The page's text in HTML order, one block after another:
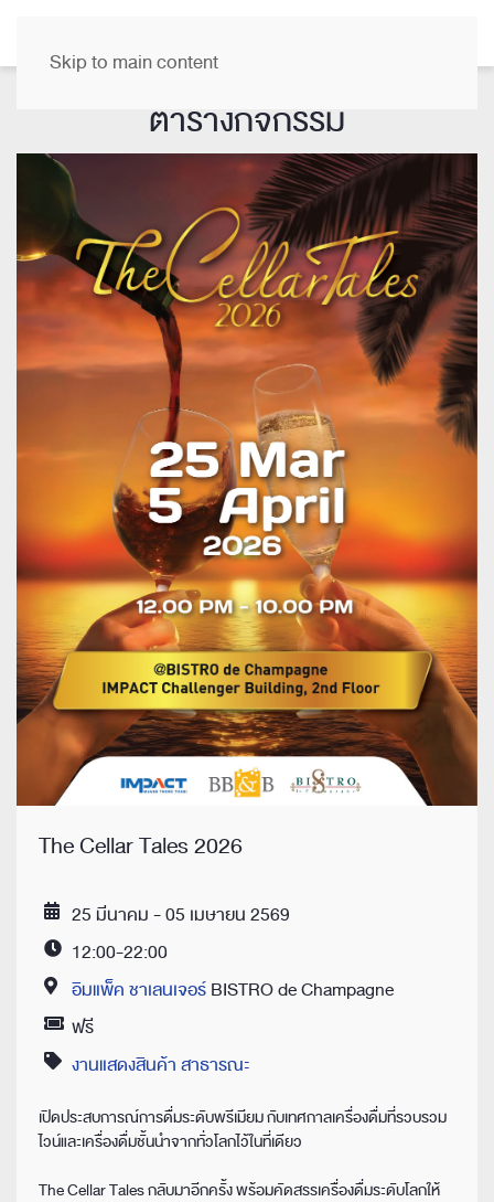
Skip to main content
ตารางกิจกรรม
The Cellar Tales 2026
Date25 มีนาคม - 05 เมษายน 2569
Time12:00-22:00
Location
อิมแพ็ค ชาเลนเจอร์BISTRO de Champagne
Priceฟรี
Category
งานแสดงสินค้า สาธารณะ
เปิดประสบการณ์การดื่มระดับพรีเมียม กับเทศกาลเครื่องดื่มที่รวบรวม
ไวน์และเครื่องดื่มชั้นนำจากทั่วโลกไว้ในที่เดียว
The Cellar Tales กลับมาอีกครั้ง พร้อมคัดสรรเครื่องดื่มระดับโลกให้